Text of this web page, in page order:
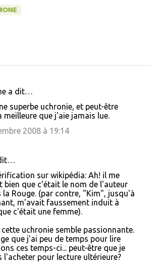
a dit…
superbe uchronie, et peut-être
meilleure que j'aie jamais lue.
2008 à 19:14
sur wikipédia: Ah! il me
bien que c'était le nom de l'auteur
la Rouge. (par contre, "Kim", jusqu'à
m'avait faussement induit à
c'était une femme).
cette uchronie semble passionnante.
que j'ai peu de temps pour lire
ces temps-ci... peut-être que je
l'acheter pour lecture ultérieure?